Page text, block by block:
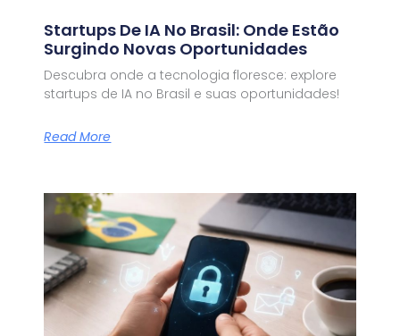
Startups De IA No Brasil: Onde Estão
Surgindo Novas Oportunidades
Descubra onde a tecnologia floresce: explore
startups de IA no Brasil e suas oportunidades!
Read More